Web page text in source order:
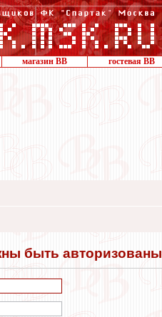
магазин ВВ гостевая ВВ
быть